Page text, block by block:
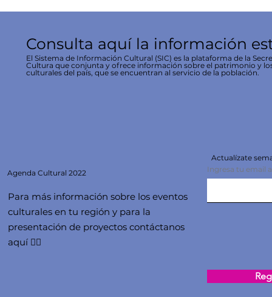
Consulta aquí la información
El Sistema de Información Cultural (SIC) es la plataforma de la
Cultura que conjunta y ofrece información sobre el patrimonio y
culturales del país, que se encuentran al servicio de la población.
Agenda Cultural 2022
Para más información sobre los eventos
culturales en tu región y para la
presentación de proyectos contáctanos
aquí 👇🏻
Actualízate
Ingresa tu email